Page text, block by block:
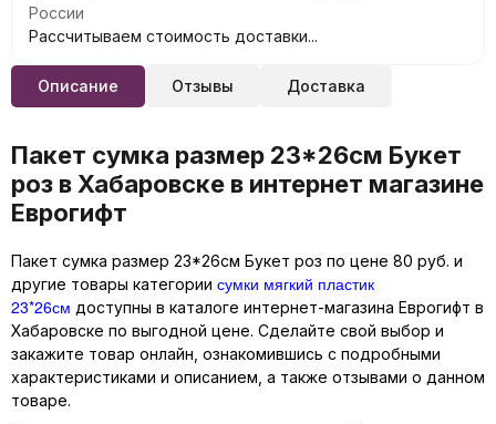
России
Рассчитываем стоимость доставки...
Описание Отзывы Доставка
Пакет сумка размер 23*26см Букет
роз в Хабаровске в интернет магазине
Еврогифт
Пакет сумка размер 23*26см Букет роз по цене 80 руб. и
другие товары категории сумки мягкий пластик
23*26см доступны в каталоге интернет-магазина Еврогифт в
Хабаровске по выгодной цене. Сделайте свой выбор и
закажите товар онлайн, ознакомившись с подробными
характеристиками и описанием, а также отзывами о данном
товаре.